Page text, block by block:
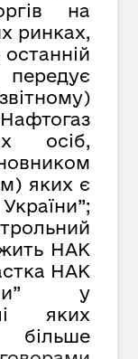
на
ринках,
осіб,
яких є
НАК
НАК
у
яких